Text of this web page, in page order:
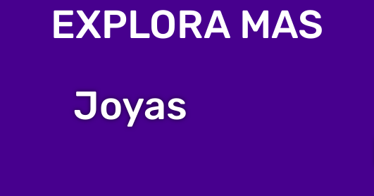
EXPLORA MAS
Joyas